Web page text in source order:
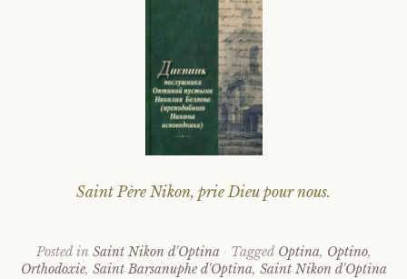
Saint Père Nikon, prie Dieu pour nous.
Posted in Saint Nikon d'Optina Tagged Optina, Optino,
Orthodoxie, Saint Barsanuphe d'Optina, Saint Nikon d'Optina